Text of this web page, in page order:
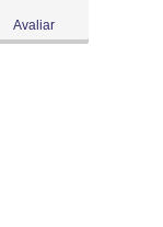
Fecha às 18:00
Avaliar